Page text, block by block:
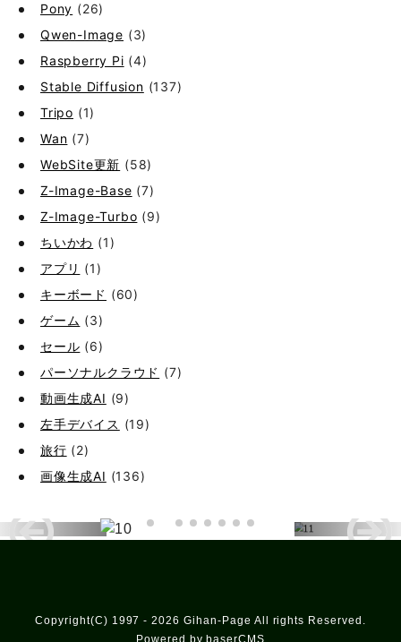
Pony (26)
Qwen-Image (3)
Raspberry Pi (4)
Stable Diffusion (137)
Tripo (1)
Wan (7)
WebSite更新 (58)
Z-Image-Base (7)
Z-Image-Turbo (9)
ちいかわ (1)
アプリ (1)
キーボード (60)
ゲーム (3)
セール (6)
パーソナルクラウド (7)
動画生成AI (9)
左手デバイス (19)
旅行 (2)
画像生成AI (136)
Copyright(C) 1997 - 2026 Gihan-Page All rights Reserved.
Powered by baserCMS